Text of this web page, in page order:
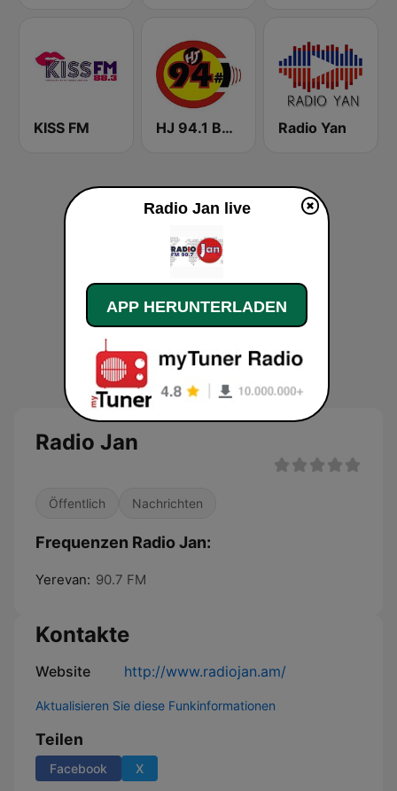
KISS FM HJ 94.1 Boom FM Radio Yan
Radio Jan
Öffentlich Nachrichten
Frequenzen Radio Jan:
Yerevan: 90.7 FM
Kontakte
Website http://www.radiojan.am/
Aktualisieren Sie diese Funkinformationen
Teilen
Facebook X
Radio Jan live
APP HERUNTERLADEN